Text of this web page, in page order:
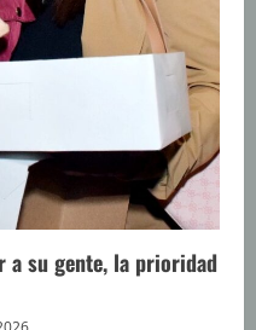
a su gente, la prioridad